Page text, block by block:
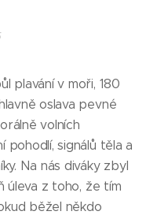
plavání v moři, 180
oslava pevné
volních
pohodlí, signálů těla a
Na nás diváky zbyl
úleva z toho, že tím
běžel někdo